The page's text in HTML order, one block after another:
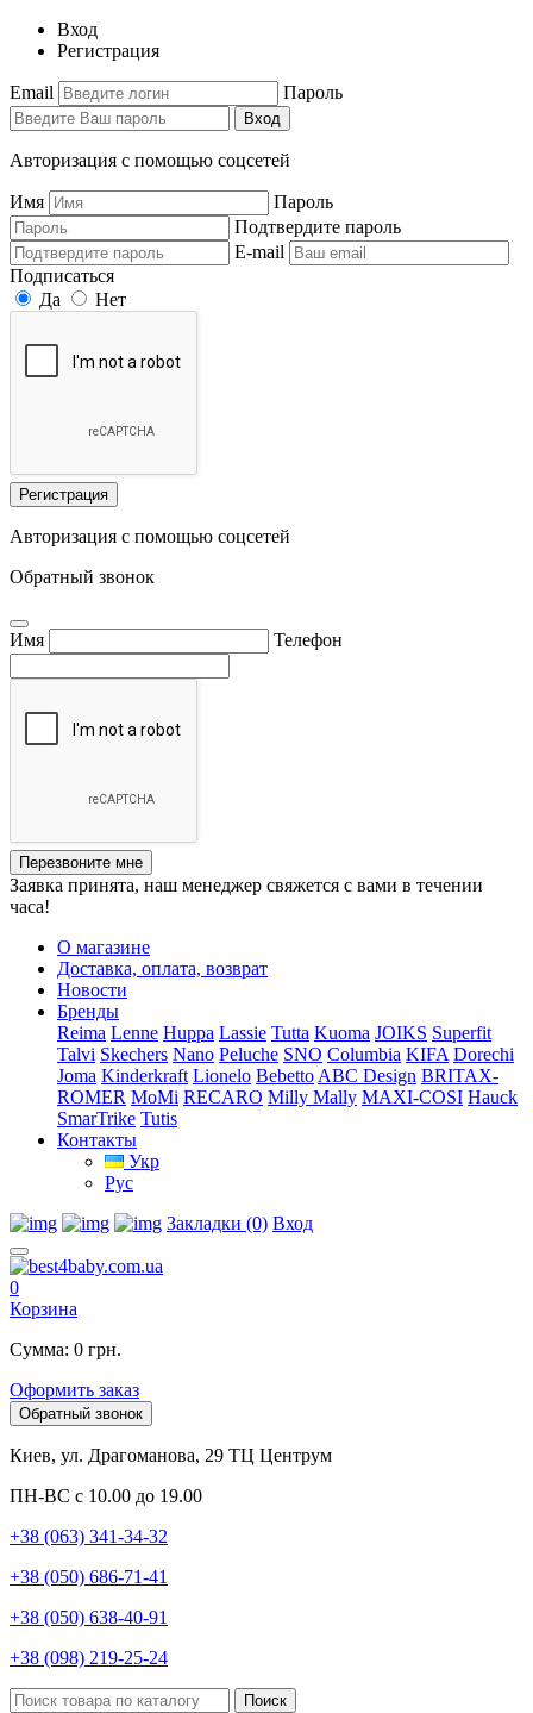
Вход
Регистрация
Email Пароль
Вход
Авторизация с помощью соцсетей
Имя
Пароль
Подтвердите пароль
E-mail
Подписаться
Да
Нет
Регистрация
Авторизация с помощью соцсетей
Обратный звонок
Имя Телефон
Перезвоните мне
Заявка принята, наш менеджер свяжется с вами в течении
часа!
О магазине
Доставка, оплата, возврат
Новости
Бренды
Reima Lenne Huppa Lassie Tutta Kuoma JOIKS Superfit
Talvi Skechers Nano Peluche SNO Columbia KIFA Dorechi
Joma Kinderkraft Lionelo Bebetto ABC Design BRITAX-
ROMER MoMi RECARO Milly Mally MAXI-COSI Hauck
SmarTrike Tutis
Контакты
Укр
Рус
Закладки (0) Вход
0
Корзина
Сумма: 0 грн.
Оформить заказ
Обратный звонок
Киев, ул. Драгоманова, 29 ТЦ Центрум
ПН-ВС с 10.00 до 19.00
+38 (063) 341-34-32
+38 (050) 686-71-41
+38 (050) 638-40-91
+38 (098) 219-25-24
Поиск